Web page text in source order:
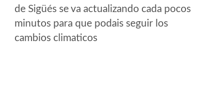
de Sigüés se va actualizando cada pocos
minutos para que podais seguir los
cambios climaticos